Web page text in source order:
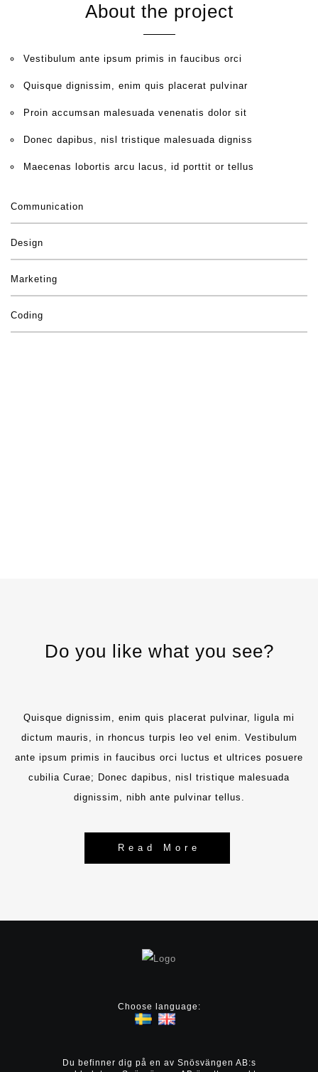
About the project
Vestibulum ante ipsum primis in faucibus orci
Quisque dignissim, enim quis placerat pulvinar
Proin accumsan malesuada venenatis dolor sit
Donec dapibus, nisl tristique malesuada digniss
Maecenas lobortis arcu lacus, id porttit or tellus
Communication
Design
Marketing
Coding
Do you like what you see?
Quisque dignissim, enim quis placerat pulvinar, ligula mi
dictum mauris, in rhoncus turpis leo vel enim. Vestibulum
ante ipsum primis in faucibus orci luctus et ultrices posuere
cubilia Curae; Donec dapibus, nisl tristique malesuada
dignissim, nibh ante pulvinar tellus.
Read More
Choose language:
Du befinner dig på en av Snösvängen AB:s